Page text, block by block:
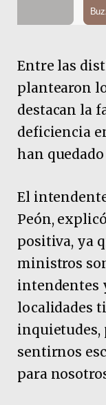
Entre las
plantearon
destacan la
deficiencia
han
El
Peón,
positiva, ya
ministros
intendentes
localidades
inquietudes,
sentirnos
para